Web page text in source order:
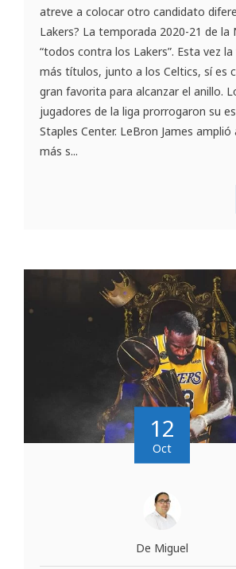
atreve a colocar otro candidato
Lakers? La temporada 2020-21 de la
“todos contra los Lakers”. Esta vez
más títulos, junto a los Celtics, sí es
gran favorita para alcanzar el anillo.
jugadores de la liga prorrogaron su
Staples Center. LeBron James amplió
más s...
12
Oct
De Miguel